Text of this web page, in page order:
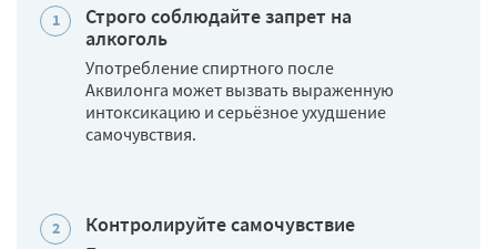
Строго соблюдайте запрет на
алкоголь
Употребление спиртного после
Аквилонга может вызвать выраженную
интоксикацию и серьёзное ухудшение
самочувствия.
Контролируйте самочувствие